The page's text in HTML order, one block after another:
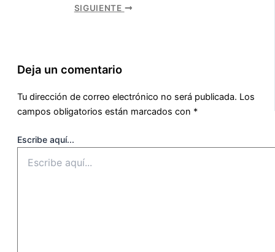
SIGUIENTE
Deja un comentario
Tu dirección de correo electrónico no será publicada. Los
campos obligatorios están marcados con *
Escribe aquí...